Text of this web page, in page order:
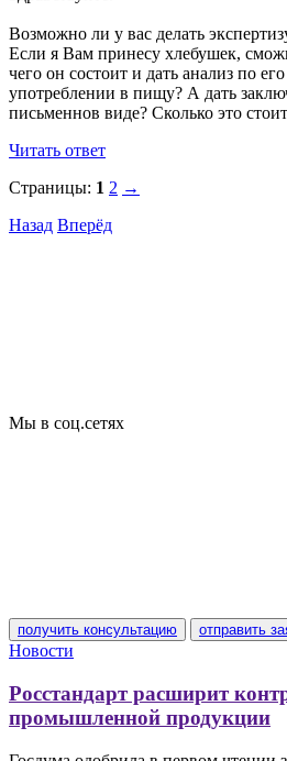
Возможно ли у вас делать
Если я Вам принесу хлебушек,
чего он состоит и дать анализ по
употреблении в пищу? А дать
письменнов виде? Сколько это
Читать ответ
Страницы: 1 2 →
Назад Вперёд
Мы в соц.сетях
получить консультацию отправить
Новости
Росстандарт расширит
промышленной продукции